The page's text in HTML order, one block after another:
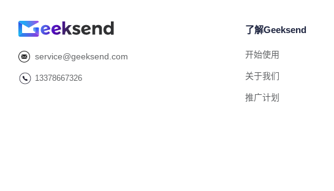
service@geeksend.com
13378667326
了解Geeksend
开始使用
关于我们
推广计划